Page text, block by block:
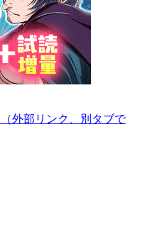
（外部リンク、別タブで